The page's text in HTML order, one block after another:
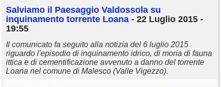
Salviamo il Paesaggio Valdossola su
inquinamento torrente Loana - 22 Luglio 2015 -
19:55
Il comunicato fa seguito alla notizia del 6 luglio 2015
riguardo l'episodio di inquinamento idrico, di moria di fauna
ittica e di cementificazione avvenuto a danno del torrente
Loana nel comune di Malesco (Valle Vigezzo).